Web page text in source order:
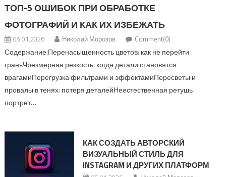
ТОП-5 ОШИБОК ПРИ ОБРАБОТКЕ
ФОТОГРАФИЙ И КАК ИХ ИЗБЕЖАТЬ
05.01.2026 Николай Морозов Comment(0)
Содержание:Перенасыщенность цветов: как не перейти
граньЧрезмерная резкость: когда детали становятся
врагамиПерегрузка фильтрами и эффектамиПересветы и
провалы в тенях: потеря деталейНеестественная ретушь
портрет…
КАК СОЗДАТЬ АВТОРСКИЙ
ВИЗУАЛЬНЫЙ СТИЛЬ ДЛЯ
INSTAGRAM И ДРУГИХ ПЛАТФОРМ